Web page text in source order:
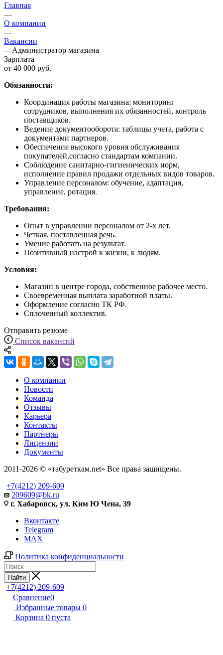
Главная
—
О компании
—
Вакансии
—Администратор магазина
Зарплата
от 40 000 руб.
Обязанности:
Координация работы магазина: мониторинг
сотрудников, выполнения их обязанностей, контроль
поставщиков.
Ведение документооборота: таблицы учета, работа с
документами партнеров.
Обеспечение высокого уровня обслуживания
покупателей,согласно стандартам компании.
Соблюдение санитарно-гигиенических норм,
исполнение правил продажи отдельных видов товаров.
Управление персоналом: обучение, адаптация,
управление, ротация.
Требования:
Опыт в управлении персоналом от 2-х лет.
Четкая, поставленная речь.
Умение работать на результат.
Позитивный настрой к жизни, к людям.
Условия:
Магазин в центре города, собственное рабочее место.
Своевременная выплата заработной платы.
Оформление согласно ТК РФ.
Сплоченный коллектив.
Отправить резюме
Список вакансий
О компании
Новости
Команда
Отзывы
Карьера
Контакты
Партнеры
Лицензии
Документы
2011-2026 © «табуреткам.net» Все права защищены.
+7(4212) 209-609
209609@bk.ru
г. Хабаровск, ул. Ким Ю Чена, 39
Вконтакте
Telegram
MAX
Политика конфиденциальности
Найти
+7(4212) 209-609
Сравнение0
Избранные товары 0
Корзина 0 пуста